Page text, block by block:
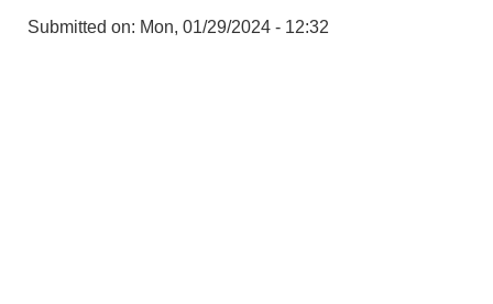
Submitted on: Mon, 01/29/2024 - 12:32